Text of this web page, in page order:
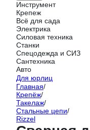
Инструмент
Крепеж
Всё для сада
Электрика
Силовая техника
Станки
Спецодежда и СИЗ
Сантехника
Авто
Для юрлиц
Главная/
Крепёж/
Такелаж/
Стальные цепи/
Rizzel